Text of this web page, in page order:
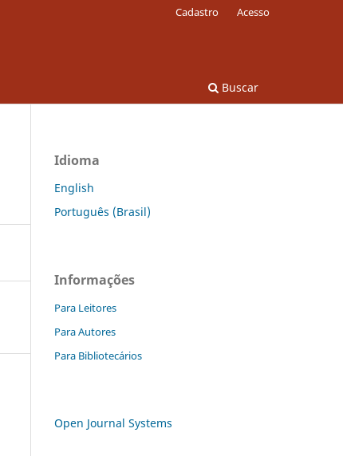
Buscar
Cadastro Acesso
Idioma
English
Português (Brasil)
Informações
Para Leitores
Para Autores
Para Bibliotecários
Open Journal Systems